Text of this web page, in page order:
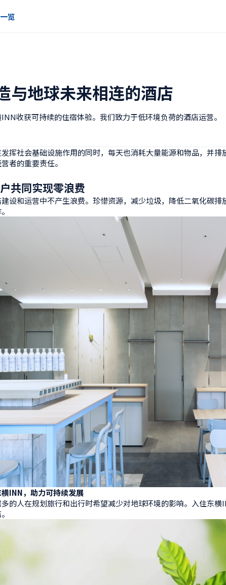
览
与地球未来相连的酒店
收获可持续的住宿体验。我们致力于低环境负荷的酒店运营。
挥社会基础设施作用的同时，每天也消耗大量能源和物品，并
者的重要责任。
共同实现零浪费
设和运营中不产生浪费。珍惜资源，减少垃圾，降低二氧化碳
横INN，助力可持续发展
的人在规划旅行和出行时希望减少对地球环境的影响。入住东